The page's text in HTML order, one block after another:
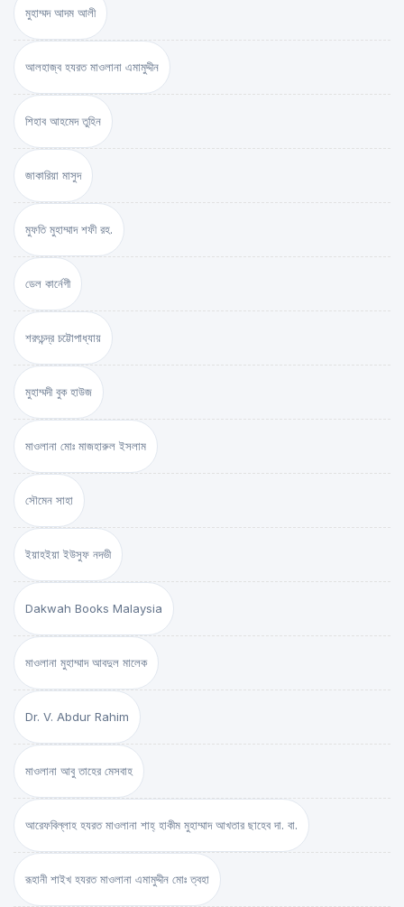
মুহাম্মদ আদম আলী
আলহাজ্ব হযরত মাওলানা এমামুদ্দীন
শিহাব আহমেদ তুহিন
জাকারিয়া মাসুদ
মুফতি মুহাম্মাদ শফী রহ.
ডেল কার্নেগী
শরৎচন্দ্র চট্টোপাধ্যায়
মুহাম্মদী বুক হাউজ
মাওলানা মোঃ মাজহারুল ইসলাম
সৌমেন সাহা
ইয়াহইয়া ইউসুফ নদভী
Dakwah Books Malaysia
মাওলানা মুহাম্মাদ আবদুল মালেক
Dr. V. Abdur Rahim
মাওলানা আবু তাহের মেসবাহ
আরেফবিল্লাহ হযরত মাওলানা শাহ্ হাকীম মুহাম্মাদ আখতার ছাহেব দা. বা.
রূহানী শাইখ হযরত মাওলানা এমামুদ্দীন মোঃ ত্বহা